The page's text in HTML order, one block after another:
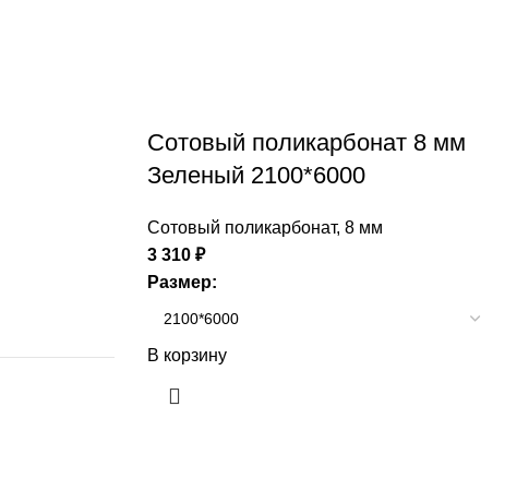
Сотовый поликарбонат 8 мм
Зеленый 2100*6000
Сотовый поликарбонат, 8 мм
3 310 ₽
Размер:
В корзину